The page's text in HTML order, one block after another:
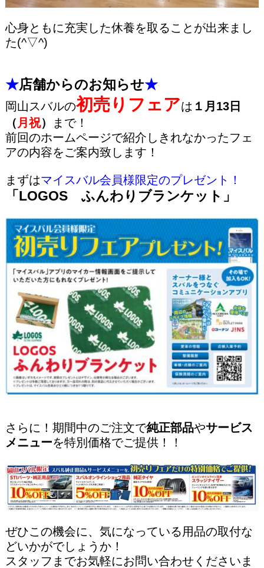
心身ともに充実した休養を取ることが出来まし
た(^▽^)
★店舗からのお知らせ★
岡山スバルの初売りフェアは １月13日
（ 月祝）
まで！
前回のホームページで紹介しきれなかったフェ
アの内容をご案内致します！
まずはマイスバル会員様限定のプレゼント！
「LOGOS ふんわりブランケット」
さらに！期間中のご注文で純正部品やサービス
メニューを特別価格でご提供！！
ぜひこの機会に、気になっている用品の取付な
どいかがでしょうか！
スタッフまでお気軽にお問い合わせくださいま